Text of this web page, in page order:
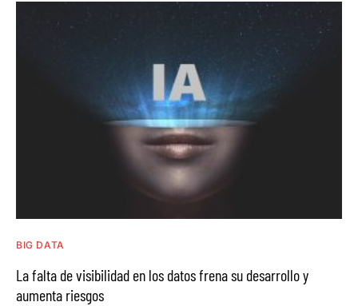
BIG DATA
La falta de visibilidad en los datos frena su desarrollo y
aumenta riesgos